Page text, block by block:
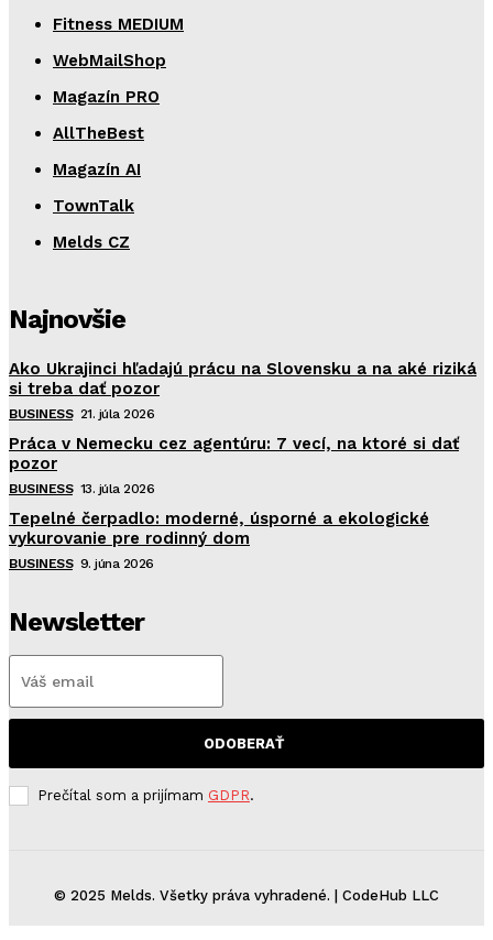
Fitness MEDIUM
WebMailShop
Magazín PRO
AllTheBest
Magazín AI
TownTalk
Melds CZ
Najnovšie
Ako Ukrajinci hľadajú prácu na Slovensku a na aké riziká
si treba dať pozor
BUSINESS 21. júla 2026
Práca v Nemecku cez agentúru: 7 vecí, na ktoré si dať
pozor
BUSINESS 13. júla 2026
Tepelné čerpadlo: moderné, úsporné a ekologické
vykurovanie pre rodinný dom
BUSINESS 9. júna 2026
Newsletter
ODOBERAŤ
Prečítal som a prijímam GDPR.
© 2025 Melds. Všetky práva vyhradené. | CodeHub LLC